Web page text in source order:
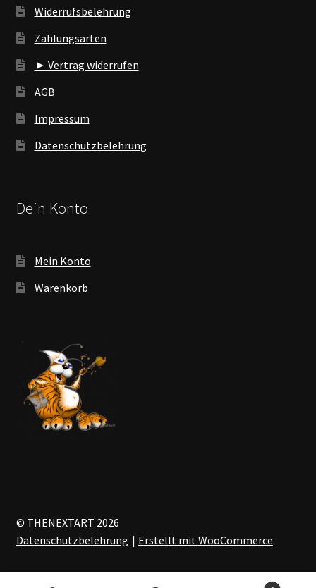
Widerrufsbelehrung
Zahlungsarten
► Vertrag widerrufen
AGB
Impressum
Datenschutzbelehrung
Dein Konto
Mein Konto
Warenkorb
© THENEXTART 2026
Datenschutzbelehrung
Erstellt mit WooCommerce.